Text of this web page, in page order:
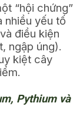
“hội chứng”
nhiều yếu tố
điều kiện
ngập úng).
kiệt cây
Pythium và